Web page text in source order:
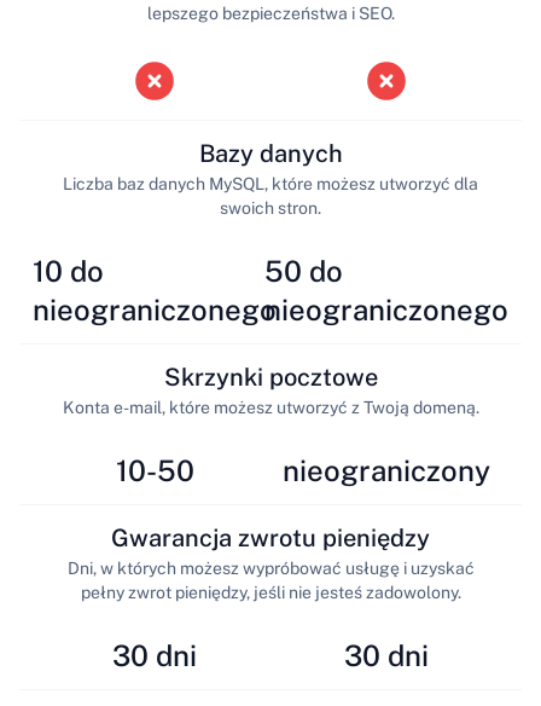
lepszego bezpieczeństwa i SEO.
10 do
nieograniczonego
Bazy danych
Liczba baz danych MySQL, które możesz utworzyć dla
swoich stron.
50 do
nieograniczonego
10-50
Skrzynki pocztowe
Konta e-mail, które możesz utworzyć z Twoją domeną.
nieograniczony
30 dni
Gwarancja zwrotu pieniędzy
Dni, w których możesz wypróbować usługę i uzyskać
pełny zwrot pieniędzy, jeśli nie jesteś zadowolony.
30 dni